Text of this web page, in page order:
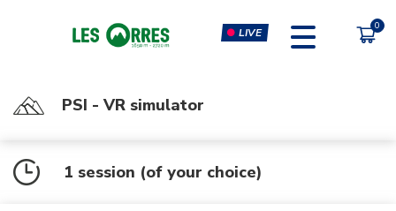
LIVE
PSI - VR simulator
1 session (of your choice)
MOUTAIN BIKE PASS
CLIMBING & CLIP'N CLIMB